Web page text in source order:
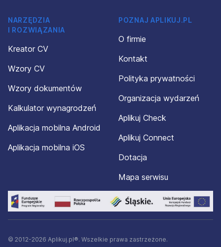
NARZĘDZIA
I ROZWIĄZANIA
Kreator CV
Wzory CV
Wzory dokumentów
Kalkulator wynagrodzeń
Aplikacja mobilna Android
Aplikacja mobilna iOS
POZNAJ APLIKUJ.PL
O firmie
Kontakt
Polityka prywatności
Organizacja wydarzeń
Aplikuj Check
Aplikuj Connect
Dotacja
Mapa serwisu
© 2012-2026 Aplikuj.pl®. Wszelkie prawa zastrzeżone.